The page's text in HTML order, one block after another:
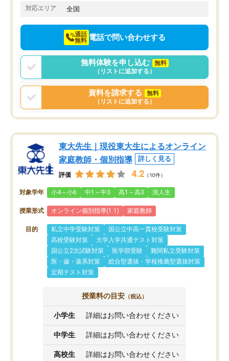
でお願いしました。来年の高校受験に
対応エリア 全国
通話
無料 電話で問い合わせする
無料体験を申し込む
無料
（リストに追加する）
資料を請求する
無料
（リストに追加する）
東大先生｜現役東大生によるオンライン
家庭教師・個別指導
詳しく見る
評価 4.2 （10件）
対象学年 小4～小6 中1～中3 高1～高3 浪人生
授業形式 オンライン個別指導(1:1) 家庭教師
目的 私立中学受験対策
国公立中高一貫校受験対策
高校受験対策
大学入学共通テスト対策
国公立2次試験対策
医学部受験
難関私立受験対策
医・歯・薬系対策
総合型選抜・学校推薦型選抜対策
定期テスト対策
授業料の目安 （税込）
小学生 詳細はお問い合わせください
中学生 詳細はお問い合わせください
高校生 詳細はお問い合わせください